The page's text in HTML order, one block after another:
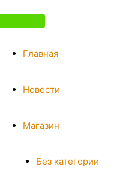
Главная
Новости
Магазин
Без категории